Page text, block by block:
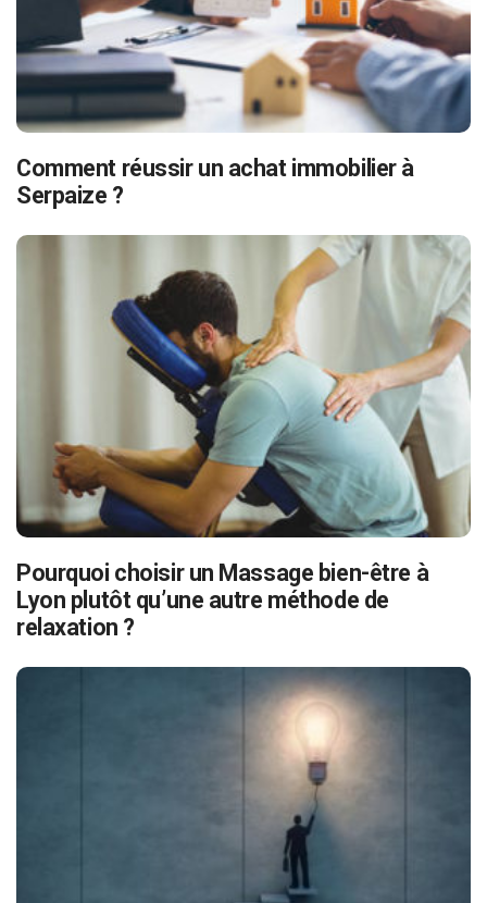
Comment réussir un achat immobilier à
Serpaize ?
Pourquoi choisir un Massage bien-être à
Lyon plutôt qu’une autre méthode de
relaxation ?